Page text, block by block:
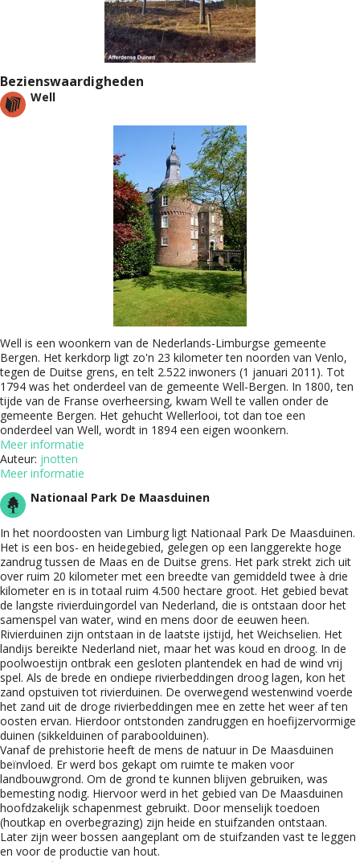
Bezienswaardigheden
Well
Well is een woonkern van de Nederlands-Limburgse gemeente
Bergen. Het kerkdorp ligt zo'n 23 kilometer ten noorden van Venlo,
tegen de Duitse grens, en telt 2.522 inwoners (1 januari 2011). Tot
1794 was het onderdeel van de gemeente Well-Bergen. In 1800, ten
tijde van de Franse overheersing, kwam Well te vallen onder de
gemeente Bergen. Het gehucht Wellerlooi, tot dan toe een
onderdeel van Well, wordt in 1894 een eigen woonkern.
Meer informatie
Auteur: jnotten
Meer informatie
Nationaal Park De Maasduinen
In het noordoosten van Limburg ligt Nationaal Park De Maasduinen.
Het is een bos- en heidegebied, gelegen op een langgerekte hoge
zandrug tussen de Maas en de Duitse grens. Het park strekt zich uit
over ruim 20 kilometer met een breedte van gemiddeld twee à drie
kilometer en is in totaal ruim 4.500 hectare groot. Het gebied bevat
de langste rivierduingordel van Nederland, die is ontstaan door het
samenspel van water, wind en mens door de eeuwen heen.
Rivierduinen zijn ontstaan in de laatste ijstijd, het Weichselien. Het
landijs bereikte Nederland niet, maar het was koud en droog. In de
poolwoestijn ontbrak een gesloten plantendek en had de wind vrij
spel. Als de brede en ondiepe rivierbeddingen droog lagen, kon het
zand opstuiven tot rivierduinen. De overwegend westenwind voerde
het zand uit de droge rivierbeddingen mee en zette het weer af ten
oosten ervan. Hierdoor ontstonden zandruggen en hoefijzervormige
duinen (sikkelduinen of paraboolduinen).
Vanaf de prehistorie heeft de mens de natuur in De Maasduinen
beïnvloed. Er werd bos gekapt om ruimte te maken voor
landbouwgrond. Om de grond te kunnen blijven gebruiken, was
bemesting nodig. Hiervoor werd in het gebied van De Maasduinen
hoofdzakelijk schapenmest gebruikt. Door menselijk toedoen
(houtkap en overbegrazing) zijn heide en stuifzanden ontstaan.
Later zijn weer bossen aangeplant om de stuifzanden vast te leggen
en voor de productie van hout.